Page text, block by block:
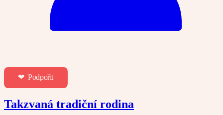
❤︎ Podpořit
Takzvaná tradiční rodina